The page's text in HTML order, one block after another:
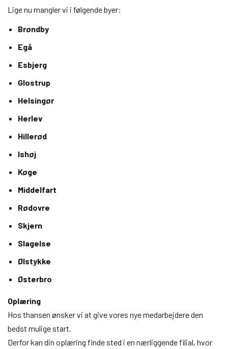
Lige nu mangler vi i følgende byer:
Brøndby
Egå
Esbjerg
Glostrup
Helsingør
Herlev
Hillerød
Ishøj
Køge
Middelfart
Rødovre
Skjern
Slagelse
Ølstykke
Østerbro
Oplæring
Hos thansen ønsker vi at give vores nye medarbejdere den
bedst mulige start.
Derfor kan din oplæring finde sted i en nærliggende filial, hvor